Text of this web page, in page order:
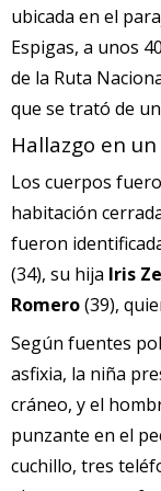
ubicada en el
Espigas, a unos
de la Ruta
que se trató de
Hallazgo en
Los cuerpos
habitación
fueron
(34), su hija Iris
Romero(39),
Según fuentes
asfixia, la niña
cráneo, y el
punzante en el
cuchillo, tres